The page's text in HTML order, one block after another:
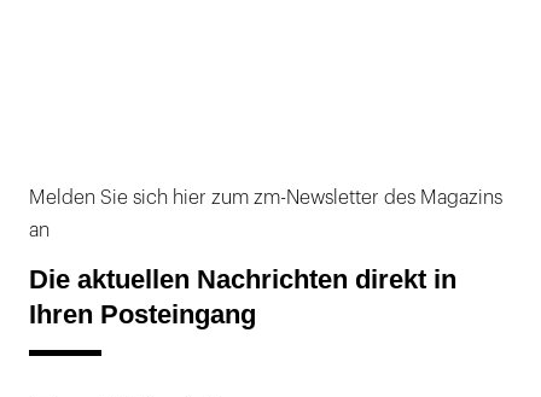
Melden Sie sich hier zum zm-Newsletter des Magazins
an
Die aktuellen Nachrichten direkt in
Ihren Posteingang